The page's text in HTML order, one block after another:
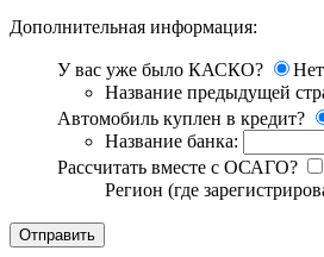
Дополнительная информация:
У вас уже было КАСКО? Нет
Название предыдущей
Автомобиль куплен в кредит?
Название банка:
Рассчитать вместе с ОСАГО?
Регион (где